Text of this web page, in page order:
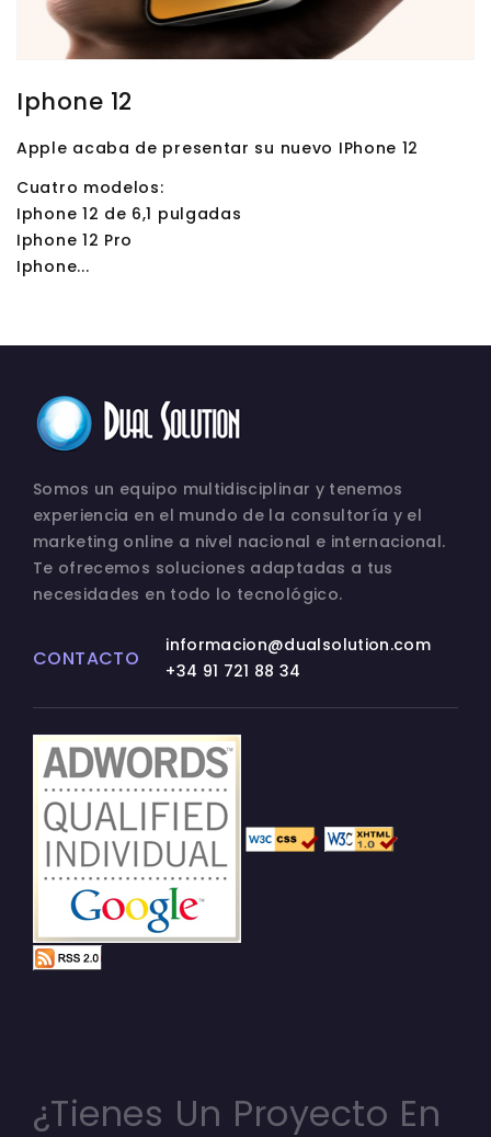
Iphone 12
Apple acaba de presentar su nuevo IPhone 12
Cuatro modelos:
Iphone 12 de 6,1 pulgadas
Iphone 12 Pro
Iphone...
Somos un equipo multidisciplinar y tenemos
experiencia en el mundo de la consultoría y el
marketing online a nivel nacional e internacional.
Te ofrecemos soluciones adaptadas a tus
necesidades en todo lo tecnológico.
CONTACTO
informacion@dualsolution.com
+34 91 721 88 34
¿Tienes Un Proyecto En